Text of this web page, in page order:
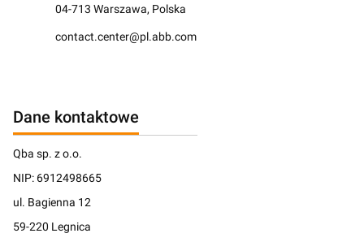
04-713 Warszawa, Polska
contact.center@pl.abb.com
Dane kontaktowe
Qba sp. z o.o.
NIP: 6912498665
ul. Bagienna 12
59-220 Legnica